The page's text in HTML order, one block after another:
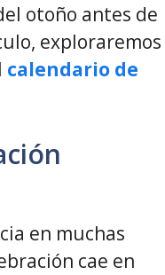
otoño antes de
exploraremos
calendario de
en muchas
cae en